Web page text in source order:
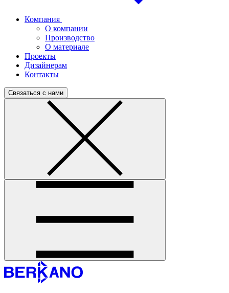
Компания
О компании
Производство
О материале
Проекты
Дизайнерам
Контакты
Связаться с нами